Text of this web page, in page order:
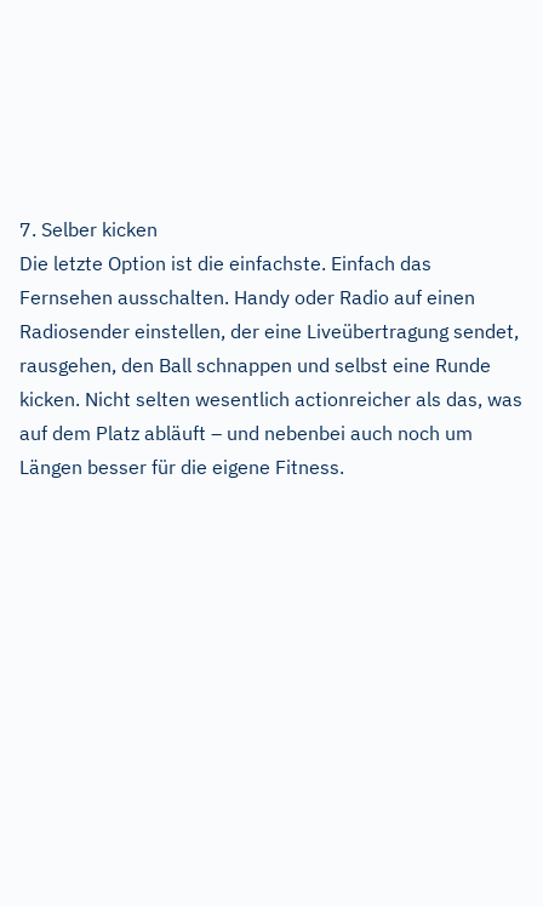
7. Selber kicken
Die letzte Option ist die einfachste. Einfach das
Fernsehen ausschalten. Handy oder Radio auf einen
Radiosender einstellen, der eine Liveübertragung sendet,
rausgehen, den Ball schnappen und selbst eine Runde
kicken. Nicht selten wesentlich actionreicher als das, was
auf dem Platz abläuft – und nebenbei auch noch um
Längen besser für die eigene Fitness.